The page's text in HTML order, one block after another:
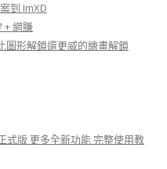
到 ImXD
+ 網賺
形解鎖還更威的繪畫解鎖
式版 更多全新功能 完整使用教